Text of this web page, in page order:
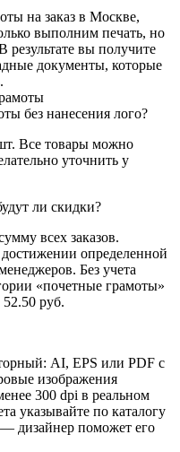
на заказ в Москве,
выполним печать, но
вы получите
документы, которые
без нанесения лого?
Все товары можно
уточнить у
ли скидки?
всех заказов.
определенной
Без учета
«почетные грамоты»
руб.
AI, EPS или PDF с
изображения
300 dpi в реальном
указывайте по каталогу
— дизайнер поможет его